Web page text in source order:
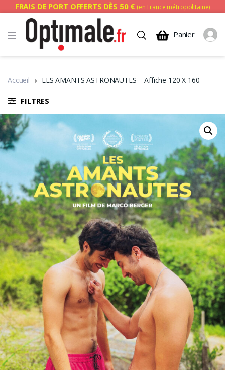
FRAIS DE PORT OFFERTS DÈS 50 € (en France métropolitaine)
Panier
Accueil LES AMANTS ASTRONAUTES – Affiche 120 X 160
FILTRES